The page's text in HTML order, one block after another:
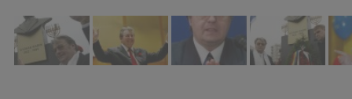
Intră în cont